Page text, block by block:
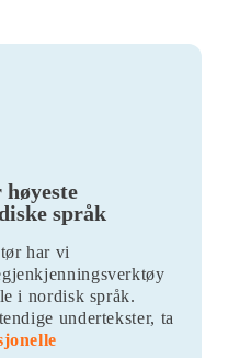
språk
har vi
i nordisk språk.
undertekster, ta